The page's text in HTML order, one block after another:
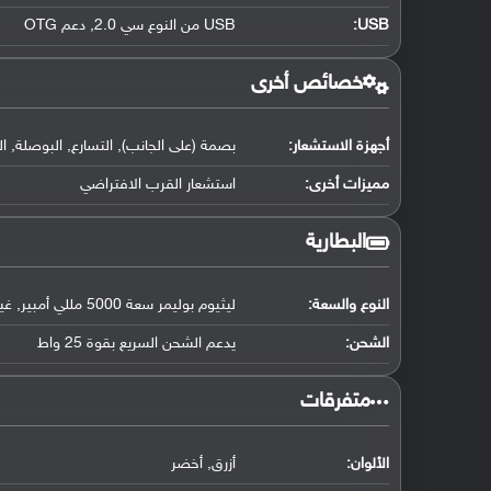
USB
: USB من النوع سي 2.0, دعم OTG
خصائص أخرى
أجهزة الاستشعار: بصمة (على الجانب), التسارع, البوصلة,
مميزات أخرى: استشعار القرب الافتراضي
البطارية
النوع والسعة: ليثيوم بوليمر سعة 5000 مللي أمبير, غير قابلة للإزالة
الشحن: يدعم الشحن السريع بقوة 25 واط
‏متفرقات‏
الألوان: أزرق, أخضر